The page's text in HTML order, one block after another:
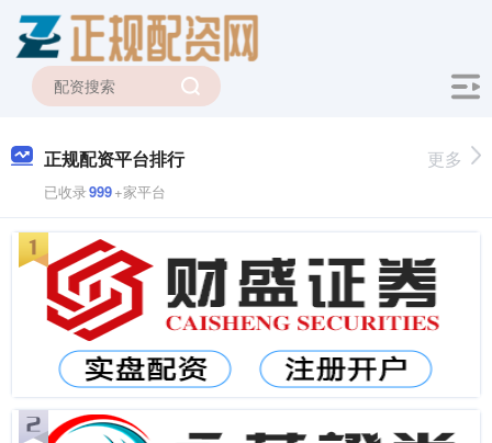
正规配资平台排行
已收录999+家平台
更多